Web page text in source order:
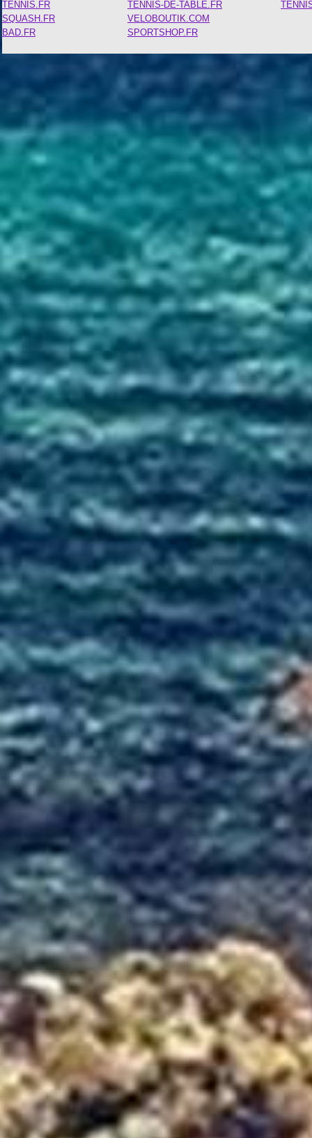
TENNIS.FR
SQUASH.FR
BAD.FR
TENNIS-DE-TABLE.FR
VELOBOUTIK.COM
SPORTSHOP.FR